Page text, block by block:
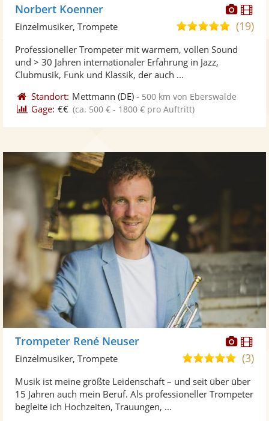
Norbert Koenner
5,0
5
(19)
Einzelmusiker, Trompete
Professioneller Trompeter mit warmem, vollen Sound
und > 30 Jahren internationaler Erfahrung in Jazz,
Clubmusik, Funk und Klassik, der auch ...
Standort: Mettmann (DE) - 500 km von Eberswalde
Gage: €€ (ca. 500 € - 1800 € pro Auftritt)
Fotos
Trompeter René Neuser
5,0
5
(3)
Einzelmusiker, Trompete
Musik ist meine größte Leidenschaft – und seit über über
15 Jahren auch mein Beruf. Als professioneller Trompeter
begleite ich Hochzeiten, Trauungen, ...